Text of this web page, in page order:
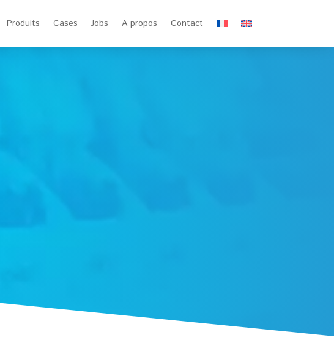
Produits Cases Jobs A propos Contact